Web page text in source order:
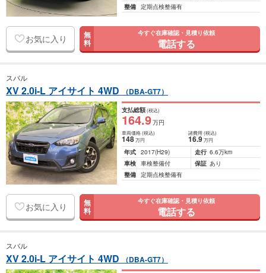
整備 定期点検整備有
お気に入り 無
料
今すぐ在庫確認・見積り依頼
電話する
スバル
XV 2.0i-L アイサイト 4WD （DBA-GT7）
支払総額(税込)
164.9万円
車両価格(税込)
148万円
諸費用 (税込)
16.9 万円
年式 2017(H29) 走行 6.6万km
車検 車検整備付 保証 あり
整備 定期点検整備有
お気に入り 無
料
今すぐ在庫確認・見積り依頼
電話する
スバル
XV 2.0i-L アイサイト 4WD （DBA-GT7）